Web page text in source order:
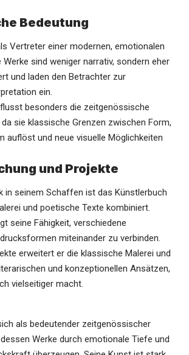
Bedeutung
Vertreter einer modernen, emotionalen
sind weniger narrativ, sondern eher
und laden den Betrachter zur
ein.
besonders die zeitgenössische
sie klassische Grenzen zwischen Form,
auflöst und neue visuelle Möglichkeiten
und Projekte
in seinem Schaffen ist das Künstlerbuch
und poetische Texte kombiniert.
seine Fähigkeit, verschiedene
miteinander zu verbinden.
erweitert er die klassische Malerei und
und konzeptionellen Ansätzen,
vielseitiger macht.
als bedeutender zeitgenössischer
Werke durch emotionale Tiefe und